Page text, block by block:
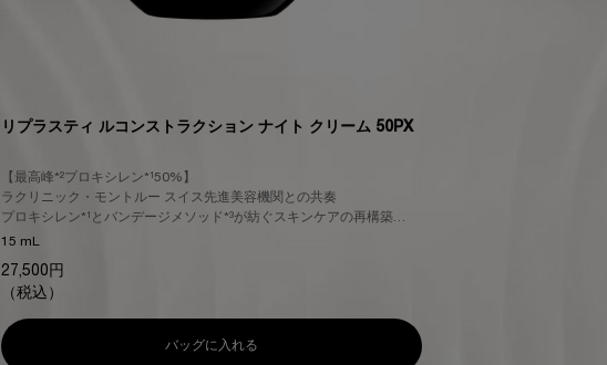
リプラスティ ルコンストラクション ナイト クリーム 50PX
【最高峰*²プロキシレン*¹50%】
ラクリニック・モントルー スイス先進美容機関との共奏
プロキシレン*¹とバンデージメソッド*³が紡ぐスキンケアの再構築
みなぎるハリ感、自信に満ちた立体感へ
15 mL
27,500円
（税込）
バッグに入れる リプラスティ ルコンストラクション ナイト クリーム 50PX